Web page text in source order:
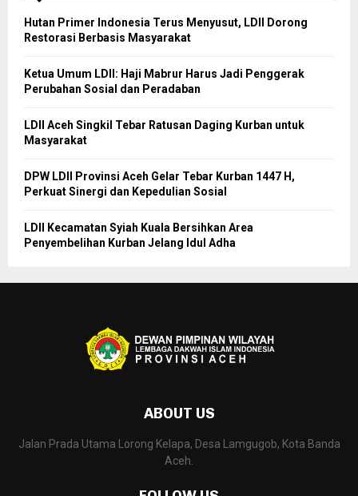
Hutan Primer Indonesia Terus Menyusut, LDII Dorong
Restorasi Berbasis Masyarakat
Ketua Umum LDII: Haji Mabrur Harus Jadi Penggerak
Perubahan Sosial dan Peradaban
LDII Aceh Singkil Tebar Ratusan Daging Kurban untuk
Masyarakat
DPW LDII Provinsi Aceh Gelar Tebar Kurban 1447 H,
Perkuat Sinergi dan Kepedulian Sosial
LDII Kecamatan Syiah Kuala Bersihkan Area
Penyembelihan Kurban Jelang Idul Adha
ABOUT US
Jalan Prada Utama Lorong Kelapa, Desa Lamgugob, Kota Banda
Aceh.